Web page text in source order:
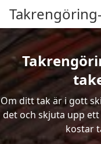
Om ditt tak är i gott
det och skjuta upp
kostar